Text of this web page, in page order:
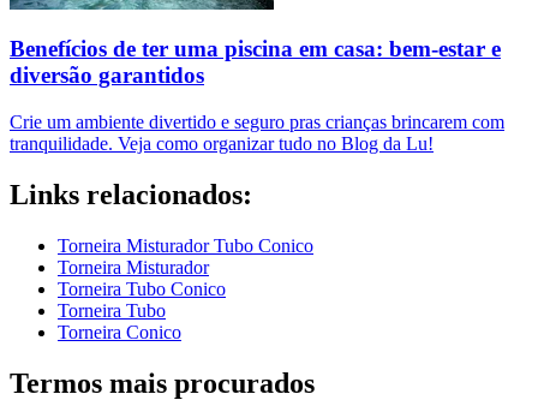
Benefícios de ter uma piscina em casa: bem-estar e
diversão garantidos
Crie um ambiente divertido e seguro pras crianças brincarem com
tranquilidade. Veja como organizar tudo no Blog da Lu!
Links relacionados:
Torneira Misturador Tubo Conico
Torneira Misturador
Torneira Tubo Conico
Torneira Tubo
Torneira Conico
Termos mais procurados